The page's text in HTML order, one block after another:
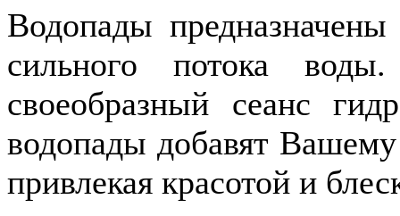
Водопады
сильного потока
своеобразный сеанс
водопады добавят
привлекая красотой и